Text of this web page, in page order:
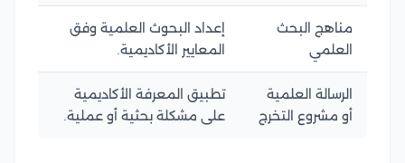
مناهج البحث
العلمي
إعداد البحوث العلمية وفق
المعايير الأكاديمية.
الرسالة العلمية
أو مشروع التخرج
تطبيق المعرفة الأكاديمية
على مشكلة بحثية أو عملية.